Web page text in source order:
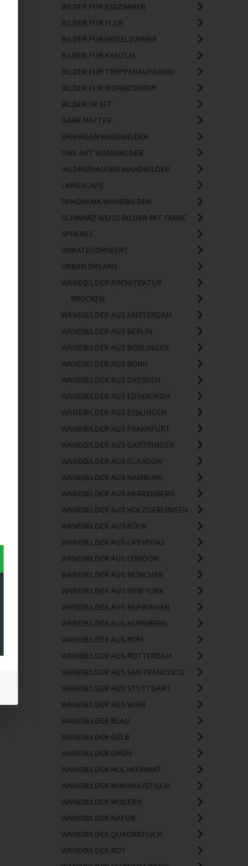
BILDER FÜR ESSZIMMER
BILDER FÜR FLUR
BILDER FÜR HOTELZIMMER
BILDER FÜR KANZLEI
BILDER FÜR TREPPENAUFGANG
BILDER FÜR WOHNZIMMER
BILDER IM SET
DARK MATTER
EHNINGEN WANDBILDER
FINE ART WANDBILDER
HILDRIZHAUSEN WANDBILDER
LANDSCAPE
PANORAMA WANDBILDER
SCHWARZ WEISS BILDER MIT FARBE
SPHERES
UNKATEGORISIERT
URBAN DREAMS
WANDBILDER ARCHITEKTUR
BRÜCKEN
WANDBILDER AUS AMSTERDAM
WANDBILDER AUS BERLIN
WANDBILDER AUS BÖBLINGEN
WANDBILDER AUS BONN
WANDBILDER AUS DRESDEN
WANDBILDER AUS EDINBURGH
WANDBILDER AUS ESSLINGEN
WANDBILDER AUS FRANKFURT
WANDBILDER AUS GÄRTRINGEN
WANDBILDER AUS GLASGOW
WANDBILDER AUS HAMBURG
WANDBILDER AUS HERRENBERG
WANDBILDER AUS HOLZGERLINGEN
WANDBILDER AUS KÖLN
WANDBILDER AUS LAS VEGAS
WANDBILDER AUS LONDON
WANDBILDER AUS MÜNCHEN
WANDBILDER AUS NEW YORK
WANDBILDER AUS NUFRINGEN
WANDBILDER AUS NÜRNBERG
WANDBILDER AUS ROM
WANDBILDER AUS ROTTERDAM
WANDBILDER AUS SAN FRANCISCO
WANDBILDER AUS STUTTGART
WANDBILDER AUS WIEN
WANDBILDER BLAU
WANDBILDER GELB
WANDBILDER GRÜN
WANDBILDER HOCHFORMAT
WANDBILDER MINIMALISTISCH
WANDBILDER MODERN
WANDBILDER NATUR
WANDBILDER QUADRATISCH
WANDBILDER ROT